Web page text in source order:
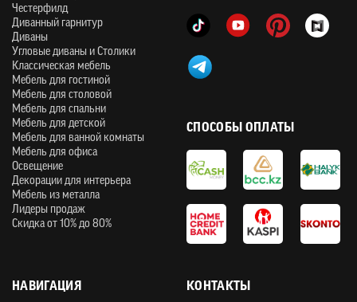
Честерфилд
Диванный гарнитур
Диваны
Угловые диваны и Столики
Классическая мебель
Мебель для гостиной
Мебель для столовой
Мебель для спальни
Мебель для детской
Мебель для ванной комнаты
Мебель для офиса
Освещение
Декорации для интерьера
Мебель из металла
Лидеры продаж
Скидка от 10% до 80%
НАВИГАЦИЯ
СПОСОБЫ ОПЛАТЫ
КОНТАКТЫ